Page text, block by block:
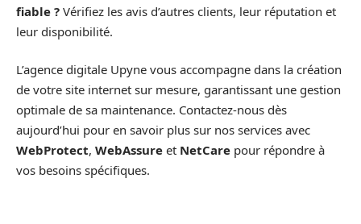
fiable ? Vérifiez les avis d’autres clients, leur réputation et
leur disponibilité.
L’agence digitale Upyne vous accompagne dans la création
de votre site internet sur mesure, garantissant une gestion
optimale de sa maintenance. Contactez-nous dès
aujourd’hui pour en savoir plus sur nos services avec
WebProtect, WebAssure et NetCare pour répondre à
vos besoins spécifiques.